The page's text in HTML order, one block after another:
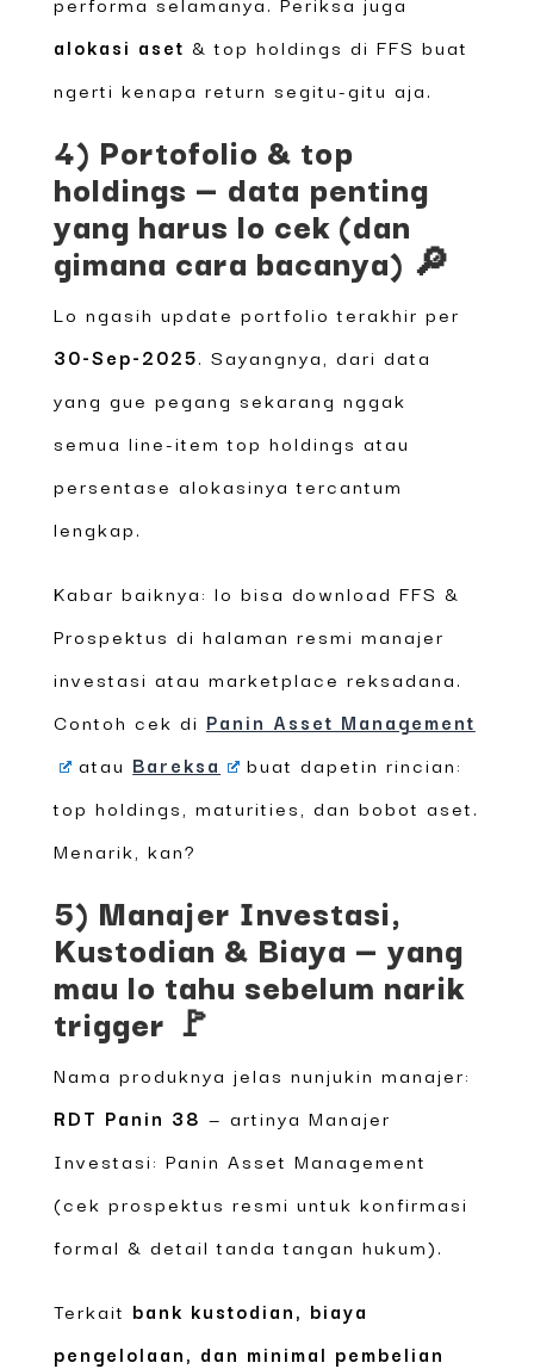
alokasi aset & top holdings di FFS buat
ngerti kenapa return segitu-gitu aja.
4) Portofolio & top
holdings — data penting
yang harus lo cek (dan
gimana cara bacanya) 🔎
Lo ngasih update portfolio terakhir per
30-Sep-2025. Sayangnya, dari data
yang gue pegang sekarang nggak
semua line-item top holdings atau
persentase alokasinya tercantum
lengkap.
Kabar baiknya: lo bisa download FFS &
Prospektus di halaman resmi manajer
investasi atau marketplace reksadana.
Contoh cek di Panin Asset Management
atau Bareksa
buat dapetin rincian:
top holdings, maturities, dan bobot aset.
Menarik, kan?
5) Manajer Investasi,
Kustodian & Biaya — yang
mau lo tahu sebelum narik
trigger 🚩
Nama produknya jelas nunjukin manajer:
RDT Panin 38 — artinya Manajer
Investasi: Panin Asset Management
(cek prospektus resmi untuk konfirmasi
formal & detail tanda tangan hukum).
Terkait bank kustodian, biaya
pengelolaan, dan minimal pembelian